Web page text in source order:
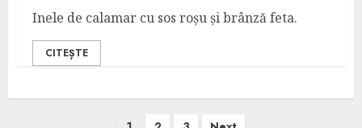
Inele de calamar cu sos roșu și brânză feta.
CITEȘTE